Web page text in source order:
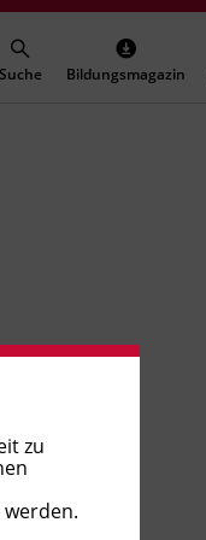
Suche Bildungsmagazin
zu